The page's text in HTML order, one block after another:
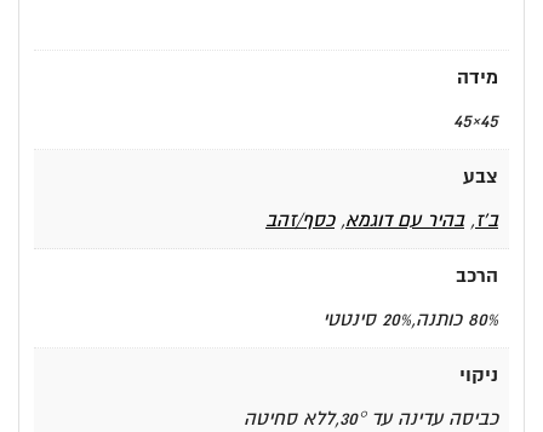
מידה
45×45
צבע
ב'ז,בהיר עם דוגמא,כסף/זהב
הרכב
80% כותנה,20% סינטטי
ניקוי
כביסה עדינה עד 30°,ללא סחיטה